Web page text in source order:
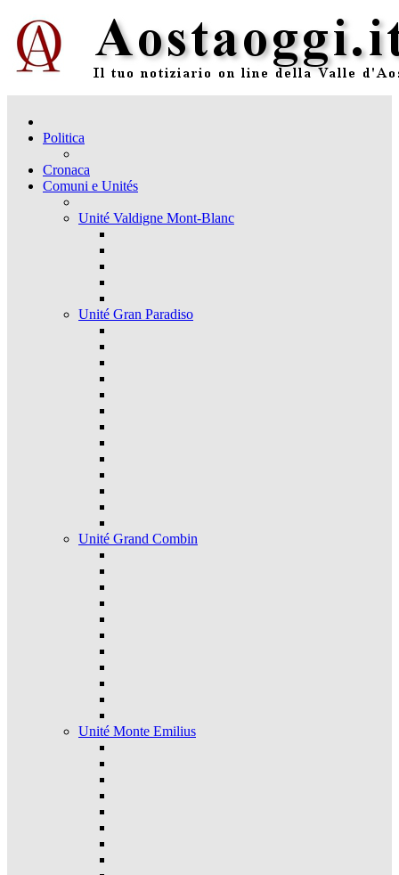
Politica
Cronaca
Comuni e Unités
Unité Valdigne Mont-Blanc
Unité Gran Paradiso
Unité Grand Combin
Unité Monte Emilius